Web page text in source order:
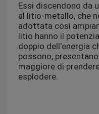
Essi discendono da
al litio-metallo, che
adottata così
litio hanno il
doppio dell'energia
possono,
maggiore di
esplodere.